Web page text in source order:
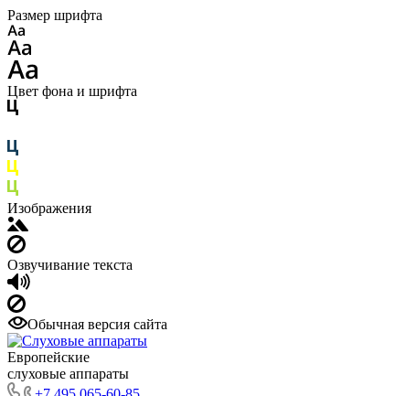
Размер шрифта
Цвет фона и шрифта
Изображения
Озвучивание текста
Обычная версия сайта
Европейские
слуховые аппараты